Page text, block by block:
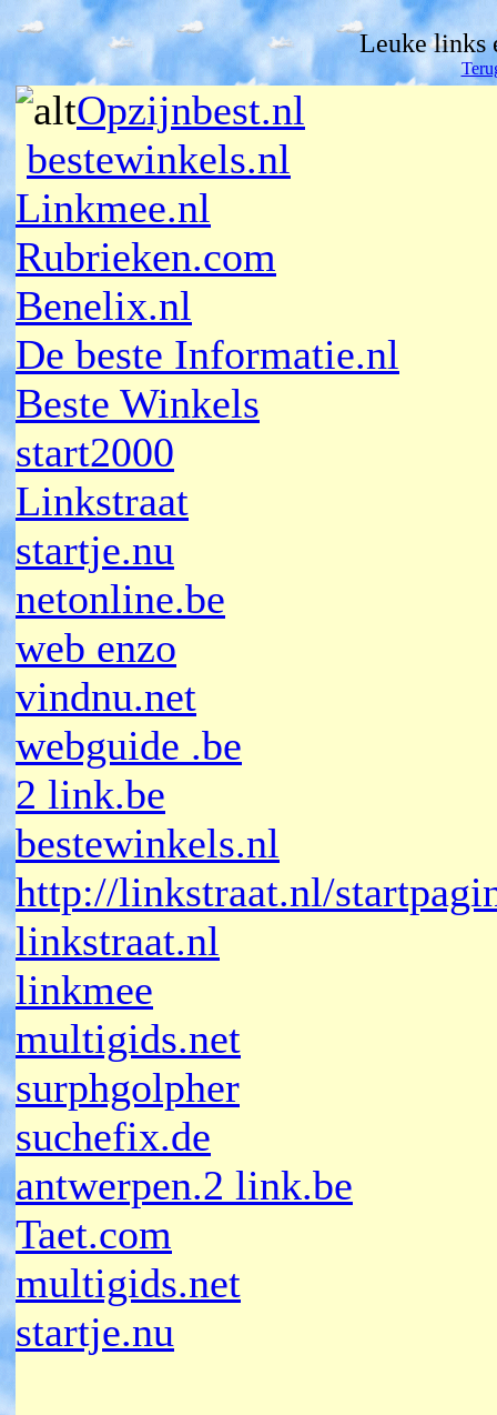
Leuke links
Opzijnbest.nl
bestewinkels.nl
Linkmee.nl
Rubrieken.com
Benelix.nl
De beste Informatie.nl
Beste Winkels
start2000
Linkstraat
startje.nu
netonline.be
web enzo
vindnu.net
webguide .be
2 link.be
bestewinkels.nl
http://linkstraat.nl/
linkstraat.nl
linkmee
multigids.net
surphgolpher
suchefix.de
antwerpen.2 link.be
Taet.com
multigids.net
startje.nu